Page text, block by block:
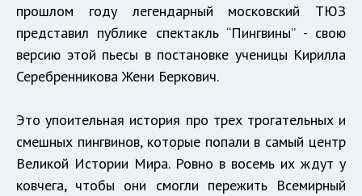
прошлом году легендарный московский ТЮЗ
представил публике спектакль “Пингвины” - свою
версию этой пьесы в постановке ученицы Кирилла
Серебренникова Жени Беркович.
Это упоительная история про трех трогательных и
смешных пингвинов, которые попали в самый центр
Великой Истории Мира. Ровно в восемь их ждут у
ковчега, чтобы они смогли пережить Всемирный